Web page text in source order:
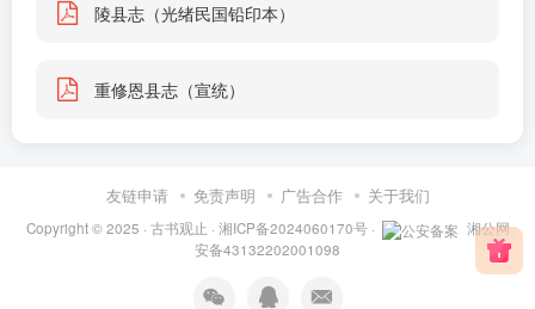
陵县志（光绪民国铅印本）
重修恩县志（宣统）
友链申请 免责声明 广告合作 关于我们
Copyright © 2025 · 古书观止 · 湘ICP备2024060170号·
湘公网
安备43132202001098